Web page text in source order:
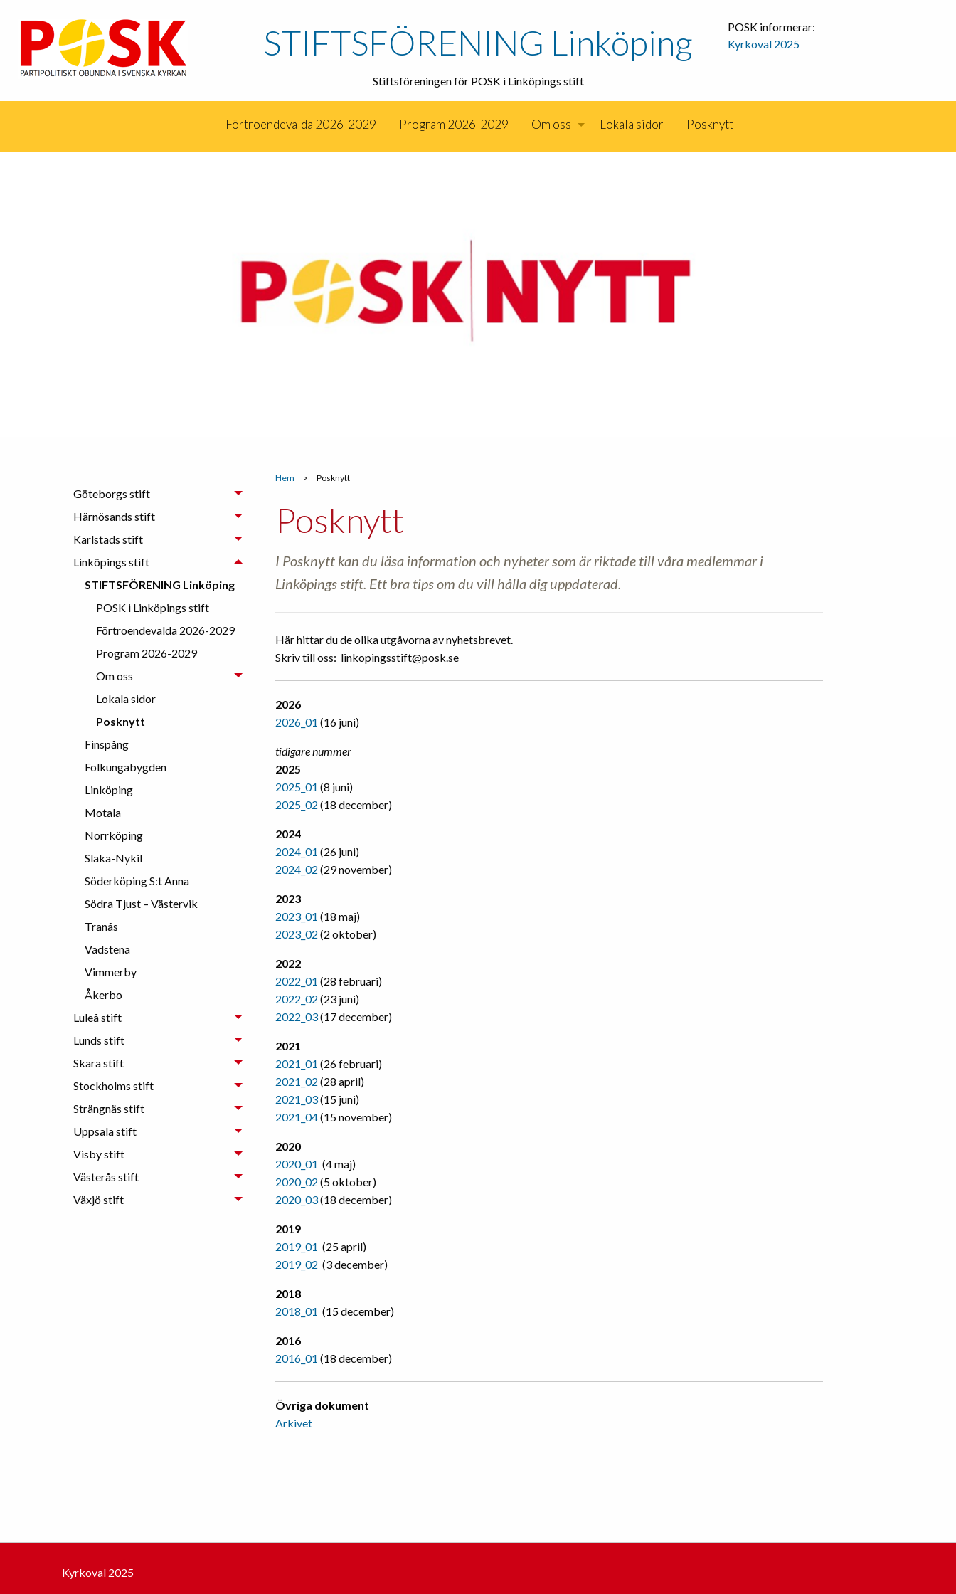
STIFTSFÖRENING Linköping
Stiftsföreningen för POSK i Linköpings stift
POSK informerar:
Kyrkoval 2025
Förtroendevalda 2026-2029 Program 2026-2029 Om oss Lokala sidor Posknytt
Hem > Posknytt
Posknytt
I Posknytt kan du läsa information och nyheter som är riktade till våra medlemmar i
Linköpings stift. Ett bra tips om du vill hålla dig uppdaterad.
Här hittar du de olika utgåvorna av nyhetsbrevet.
Skriv till oss: linkopingsstift@posk.se
2026
2026_01 (16 juni)
tidigare nummer
2025
2025_01 (8 juni)
2025_02 (18 december)
2024
2024_01 (26 juni)
2024_02 (29 november)
2023
2023_01 (18 maj)
2023_02 (2 oktober)
2022
2022_01 (28 februari)
2022_02 (23 juni)
2022_03(17 december)
2021
2021_01 (26 februari)
2021_02 (28 april)
2021_03(15 juni)
2021_04(15 november)
2020
2020_01 (4 maj)
2020_02 (5 oktober)
2020_03(18 december)
2019
2019_01 (25 april)
2019_02 (3 december)
2018
2018_01 (15 december)
2016
2016_01 (18 december)
Övriga dokument
Arkivet
Göteborgs stift
Härnösands stift
Karlstads stift
Linköpings stift
STIFTSFÖRENING Linköping
POSK i Linköpings stift
Förtroendevalda 2026-2029
Program 2026-2029
Om oss
Lokala sidor
Posknytt
Finspång
Folkungabygden
Linköping
Motala
Norrköping
Slaka-Nykil
Söderköping S:t Anna
Södra Tjust – Västervik
Tranås
Vadstena
Vimmerby
Åkerbo
Luleå stift
Lunds stift
Skara stift
Stockholms stift
Strängnäs stift
Uppsala stift
Visby stift
Västerås stift
Växjö stift
Kyrkoval 2025